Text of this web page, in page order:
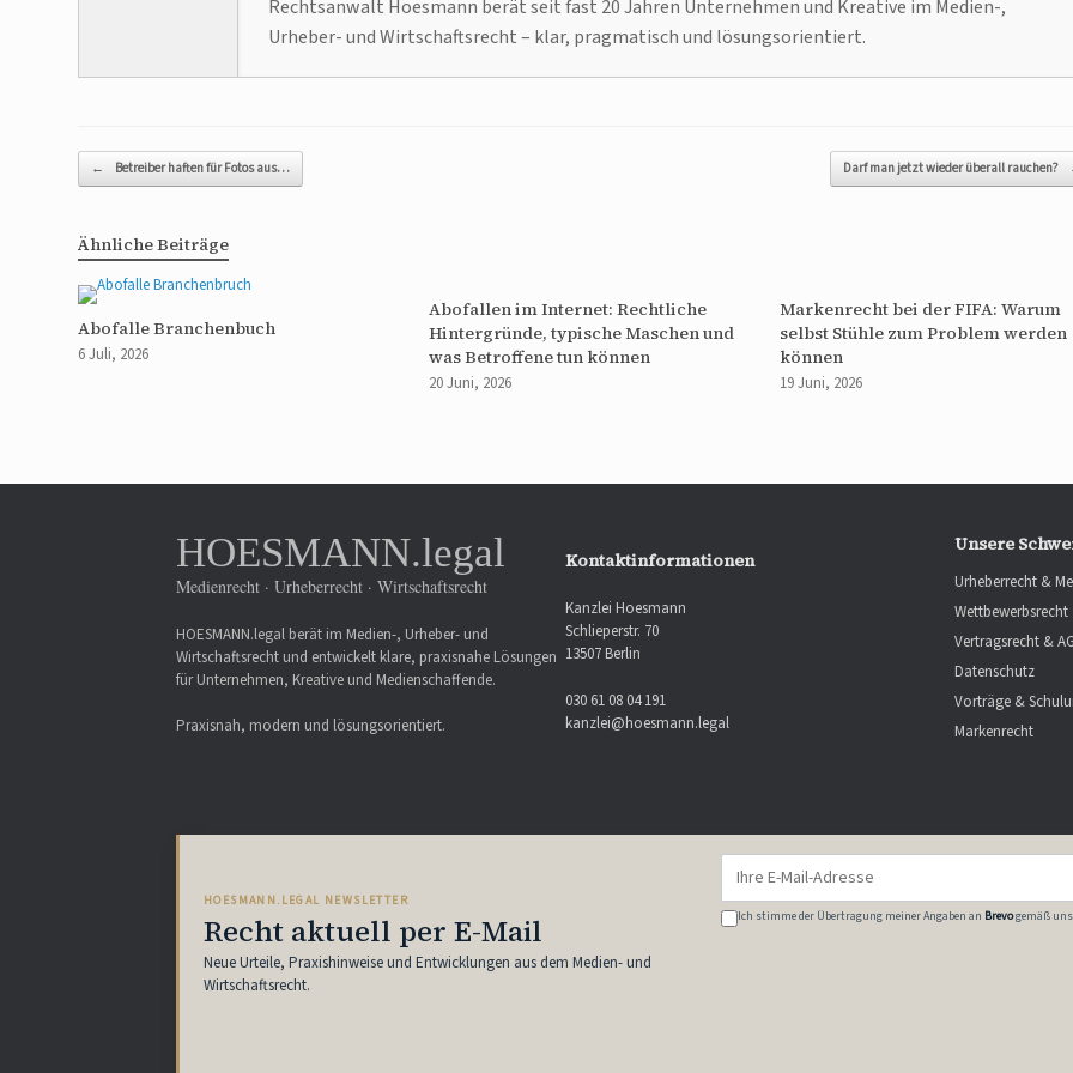
Rechtsanwalt Hoesmann berät seit fast 20 Jahren Unternehmen und Kreative im Medien-,
Urheber- und Wirtschaftsrecht – klar, pragmatisch und lösungsorientiert.
Beitragsnavigation
← Betreiber haften für Fotos aus… Darf man jetzt wieder überall rauchen?
Ähnliche Beiträge
Abofalle Branchenbuch
6 Juli, 2026
Abofallen im Internet: Rechtliche
Hintergründe, typische Maschen und
was Betroffene tun können
20 Juni, 2026
Markenrecht bei der FIFA: Warum
selbst Stühle zum Problem werden
können
19 Juni, 2026
HOESMANN.legal
Medienrecht · Urheberrecht · Wirtschaftsrecht
HOESMANN.legal berät im Medien-, Urheber- und
Wirtschaftsrecht und entwickelt klare, praxisnahe Lösungen
für Unternehmen, Kreative und Medienschaffende.
Praxisnah, modern und lösungsorientiert.
Kontaktinformationen
Kanzlei Hoesmann
Schlieperstr. 70
13507 Berlin
030 61 08 04 191
kanzlei@hoesmann.legal
Unsere
Urheberrecht &
Wettbewerbsrecht
Vertragsrecht &
Datenschutz
Vorträge &
Markenrecht
HOESMANN.LEGAL NEWSLETTER
Recht aktuell per E-Mail
Neue Urteile, Praxishinweise und Entwicklungen aus dem Medien- und
Wirtschaftsrecht.
Ich stimme der Übertragung meiner Angaben an Brevogemäß